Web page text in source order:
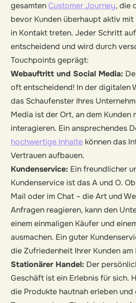
gesamtenCustomer Journey, die
bevor Kunden überhaupt aktiv mit
in Kontakt treten. Jeder Schritt
entscheidend und wird durch
Touchpoints geprägt:
Webauftritt und Social Media:
oft entscheidend! In der digitalen
das Schaufenster Ihres
Media ist der Ort, an dem Kunden
interagieren. Ein ansprechendes
hochwertige Inhalte können das
Vertrauen aufbauen.
Kundenservice: Ein freundlicher
Kundenservice ist das A und O.
Mail oder im Chat – die Art und
Anfragen reagieren, kann den
einem einmaligen Käufer und
ausmachen. Ein guter
die Zufriedenheit Ihrer Kunden am
Stationärer Handel: Der
Geschäft ist ein Erlebnis für sich.
die Produkte hautnah erleben und